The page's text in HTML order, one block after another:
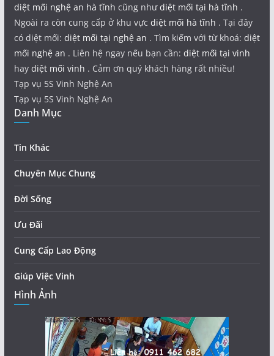
diệt mối nghệ an hà tĩnh cũng nhưdiệt mối tại hà tĩnh .
Ngoài ra còn cung cấp ở khu vực diệt mối hà tĩnh . Tại đây
có diệt mối: diệt mối tại nghệ an . Tìm kiếm với từ khoá: diệt
mối nghệ an . Liên hệ ngay nếu bạn cần: diệt mối tại vinh
hay diệt mối vinh . Cảm ơn quý khách hàng rất nhiều!
Tạp vụ 5S Vinh Nghệ An
Tạp vụ 5S Vinh Nghệ An
Danh Mục
Tin Khác
Chuyên Mục Chung
Đời Sống
Ưu Đãi
Cung Cấp Lao Động
Giúp Việc Vinh
Hình Ảnh